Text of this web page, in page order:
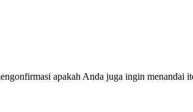
apakah Anda juga ingin menandai